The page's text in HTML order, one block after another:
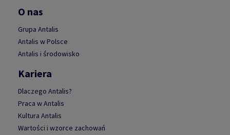
O nas
Grupa Antalis
Antalis w Polsce
Antalis i środowisko
Kariera
Dlaczego Antalis?
Praca w Antalis
Kultura Antalis
Wartości i wzorce zachowań